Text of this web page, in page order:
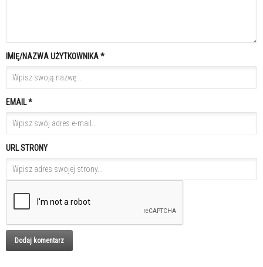
IMIĘ/NAZWA UŻYTKOWNIKA *
EMAIL *
URL STRONY